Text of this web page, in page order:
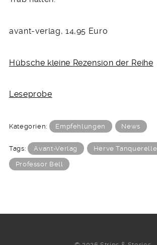
avant-verlag, 14,95 Euro
Hübsche kleine Rezension der Reihe
Leseprobe
Kategorien: Empfehlungen News
Tags: Avant-Verlag Herve Tanquerelle
Professor Bell